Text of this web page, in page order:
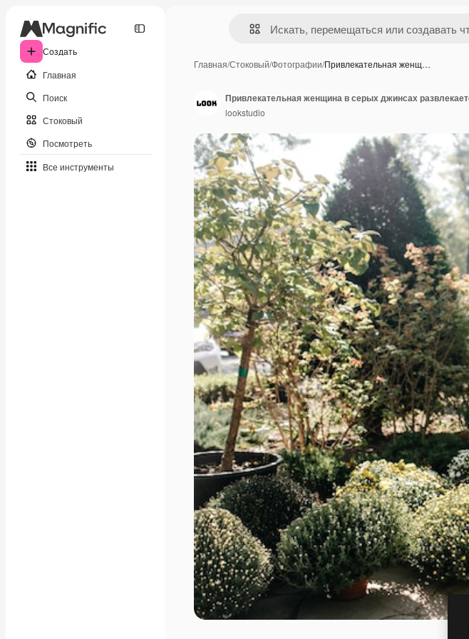
Создать
Главная
Поиск
Стоковый
Посмотреть
Все инструменты
Главная/Стоковый/Фотографии/Привлекательная женщ…
lookstudio